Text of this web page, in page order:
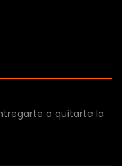
o quitarte la